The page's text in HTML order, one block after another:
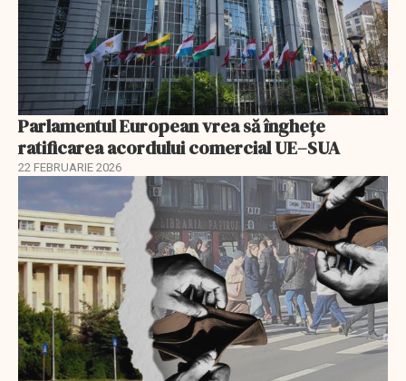
Parlamentul European vrea să înghețe
ratificarea acordului comercial UE–SUA
22 FEBRUARIE 2026